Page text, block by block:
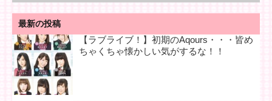
最新の投稿
【ラブライブ！】初期のAqours・・・皆め
ちゃくちゃ懐かしい気がするな！！